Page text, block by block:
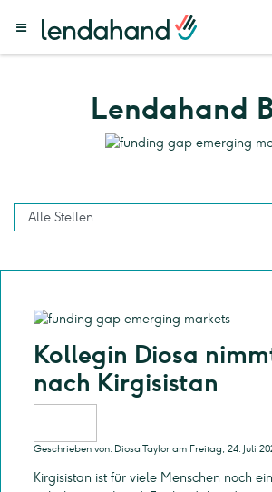
Lendahand
Kollegin Diosa
nach Kirgisistan
Geschrieben von: Diosa Taylor am Freitag, 24. Juli
Kirgisistan ist für viele Menschen noch